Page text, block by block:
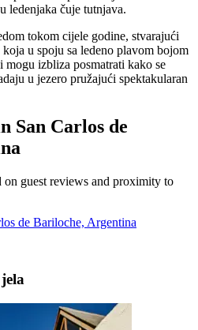
ledenjaka čuje tutnjava.
tokom cijele godine, stvarajući
u spoju sa ledeno plavom bojom
izbliza posmatrati kako se
u jezero pružajući spektakularan
San Carlos de
guest reviews and proximity to
de Bariloche, Argentina